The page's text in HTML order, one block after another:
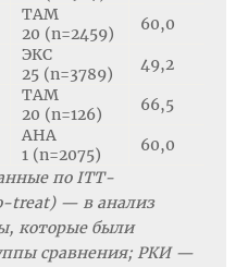
ТАМ
20 (n=2459)
60,0
ЭКС
25 (n=3789)
49,2
ТАМ
20 (n=126)
66,5
АНА
1 (n=2075)
60,0
по ITT-
treat) — в анализ
которые были
сравнения; РКИ —